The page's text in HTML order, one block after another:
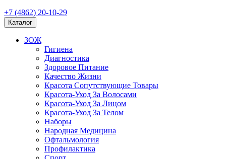
+7 (4862) 20-10-29
Каталог
ЗОЖ
Гигиена
Диагностика
Здоровое Питание
Качество Жизни
Красота Сопутствующие Товары
Красота-Уход За Волосами
Красота-Уход За Лицом
Красота-Уход За Телом
Наборы
Народная Медицина
Офтальмология
Профилактика